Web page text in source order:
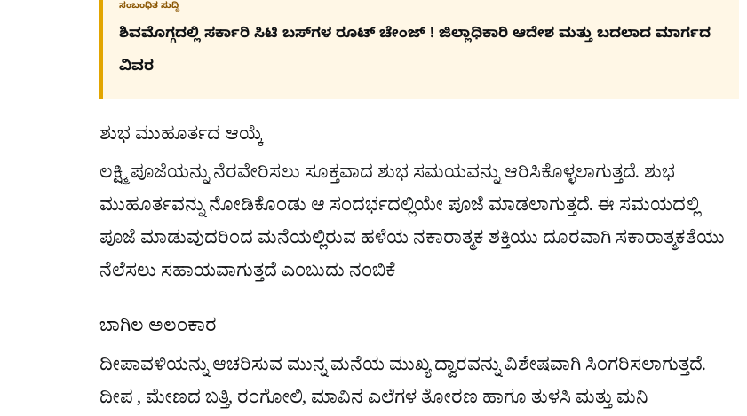
ಸಂಬಂಧಿತ ಸುದ್ದಿ
ಶಿವಮೊಗ್ಗದಲ್ಲಿ ಸರ್ಕಾರಿ ಸಿಟಿ ಬಸ್​ಗಳ ರೂಟ್ ಚೇಂಜ್ ! ಜಿಲ್ಲಾಧಿಕಾರಿ ಆದೇಶ ಮತ್ತು ಬದಲಾದ ಮಾರ್ಗದ
ವಿವರ
ಶುಭ ಮುಹೂರ್ತದ ಆಯ್ಕೆ
ಲಕ್ಷ್ಮಿ ಪೂಜೆಯನ್ನು ನೆರವೇರಿಸಲು ಸೂಕ್ತವಾದ ಶುಭ ಸಮಯವನ್ನು ಆರಿಸಿಕೊಳ್ಳಲಾಗುತ್ತದೆ. ಶುಭ
ಮುಹೂರ್ತವನ್ನು ನೋಡಿಕೊಂಡು ಆ ಸಂದರ್ಭದಲ್ಲಿಯೇ ಪೂಜೆ ಮಾಡಲಾಗುತ್ತದೆ. ಈ ಸಮಯದಲ್ಲಿ
ಪೂಜೆ ಮಾಡುವುದರಿಂದ ಮನೆಯಲ್ಲಿರುವ ಹಳೆಯ ನಕಾರಾತ್ಮಕ ಶಕ್ತಿಯು ದೂರವಾಗಿ ಸಕಾರಾತ್ಮಕತೆಯು
ನೆಲೆಸಲು ಸಹಾಯವಾಗುತ್ತದೆ ಎಂಬುದು ನಂಬಿಕೆ
ಬಾಗಿಲ ಅಲಂಕಾರ
ದೀಪಾವಳಿಯನ್ನು ಆಚರಿಸುವ ಮುನ್ನ ಮನೆಯ ಮುಖ್ಯ ದ್ವಾರವನ್ನು ವಿಶೇಷವಾಗಿ ಸಿಂಗರಿಸಲಾಗುತ್ತದೆ.
ದೀಪ , ಮೇಣದ ಬತ್ತಿ, ರಂಗೋಲಿ, ಮಾವಿನ ಎಲೆಗಳ ತೋರಣ ಹಾಗೂ ತುಳಸಿ ಮತ್ತು ಮನಿ